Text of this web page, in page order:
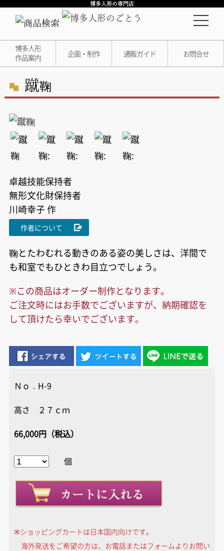
博多人形の専門店
博多人形
作品案内
企画・制作 通販ガイド お問合せ
蹴鞠
卓越技能保持者
無形文化財保持者
川崎幸子 作
作者について
鞠とたわむれる動きのある姿の美しさは、洋間で
も和室でもひときわ目立つでしょう。
※この商品はオーダー制作となります。
ご注文時にはお手数でございますが、納期確認を
して頂けたら幸いでございます。
Ｎｏ．H-9
高さ ２７ｃｍ
66,000円（税込）
個
※ショッピングカートは日本国内向けです。
海外発送をご希望の方は、お電話またはフォームよりお問い